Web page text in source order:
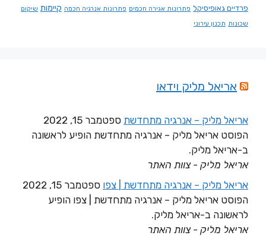
פרדיים גאופיסיקל פתרונות אגירה חכמים פתרונות אנרגיה חכמה קיימות שיקום
שכונות תכנון עירוני
אריאל מליק וידאו
אריאל מליק – אנרגיה מתחדשת ספטמבר 15, 2022
הפוסט אריאל מליק – אנרגיה מתחדשת הופיע לראשונה
ב-אריאל מליק.
אריאל מליק - צוות האתר
אריאל מליק – אנרגיה מתחדשת | צפו ספטמבר 15, 2022
הפוסט אריאל מליק – אנרגיה מתחדשת | צפו הופיע
לראשונה ב-אריאל מליק.
אריאל מליק - צוות האתר